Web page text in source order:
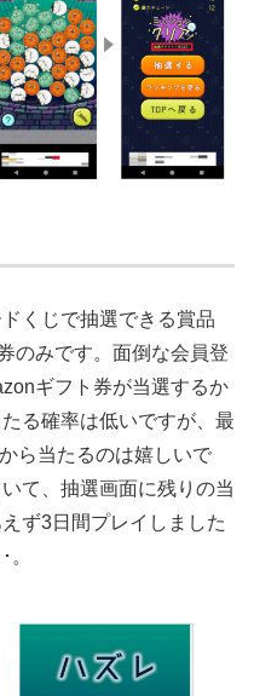
くじで抽選できる賞品
のみです。面倒な会員登
ギフト券が当選するか
る確率は低いですが、最
ら当たるのは嬉しいで
て、抽選画面に残りの当
ず3日間プレイしました